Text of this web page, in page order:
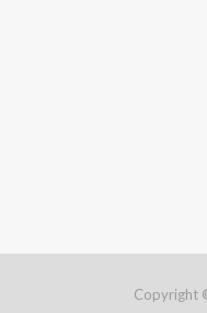
Copyright